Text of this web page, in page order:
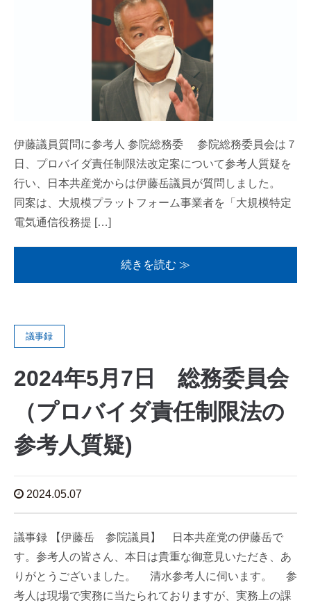
伊藤議員質問に参考人 参院総務委 参院総務委員会は７
日、プロバイダ責任制限法改定案について参考人質疑を
行い、日本共産党からは伊藤岳議員が質問しました。
同案は、大規模プラットフォーム事業者を「大規模特定
電気通信役務提 […]
続きを読む ≫
議事録
2024年5月7日 総務委員会
（プロバイダ責任制限法の
参考人質疑)
2024.05.07
議事録 【伊藤岳 参院議員】 日本共産党の伊藤岳で
す。参考人の皆さん、本日は貴重な御意見いただき、あ
りがとうございました。 清水参考人に伺います。 参
考人は現場で実務に当たられておりますが、実務上の課